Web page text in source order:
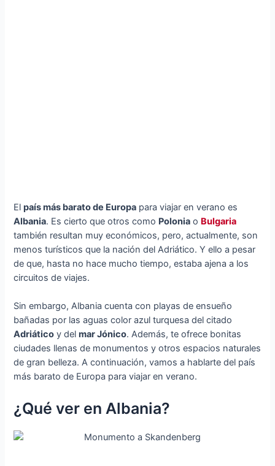
Elpaís más barato de Europa para viajar en verano es
Albania. Es cierto que otros como Polonia o Bulgaria
también resultan muy económicos, pero, actualmente, son
menos turísticos que la nación del Adriático. Y ello a pesar
de que, hasta no hace mucho tiempo, estaba ajena a los
circuitos de viajes.
Sin embargo, Albania cuenta con playas de ensueño
bañadas por las aguas color azul turquesa del citado
Adriático y delmar Jónico. Además, te ofrece bonitas
ciudades llenas de monumentos y otros espacios naturales
de gran belleza. A continuación, vamos a hablarte del país
más barato de Europa para viajar en verano.
¿Qué ver en Albania?